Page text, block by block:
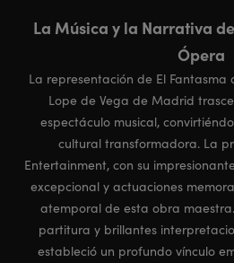
La Música y la Narrativa
Ópera
La representación de El
Lope de Vega de Madrid
espectáculo musical,
cultural transformadora. La
Entertainment, con su
excepcional y actuaciones
atemporal de esta obra
partitura y brillantes
estableció un profundo vínculo